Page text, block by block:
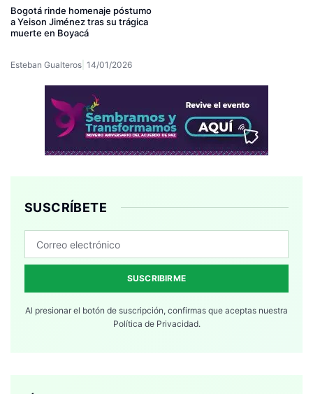
Bogotá rinde homenaje póstumo
a Yeison Jiménez tras su trágica
muerte en Boyacá
Esteban Gualteros 14/01/2026
SUSCRÍBETE
SUSCRIBIRME
Al presionar el botón de suscripción, confirmas que aceptas nuestra
Política de Privacidad.